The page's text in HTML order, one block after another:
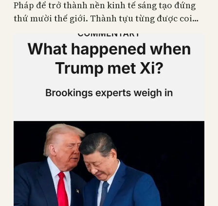
Pháp để trở thành nền kinh tế sáng tạo đứng
thứ mười thế giới. Thành tựu từng được coi…